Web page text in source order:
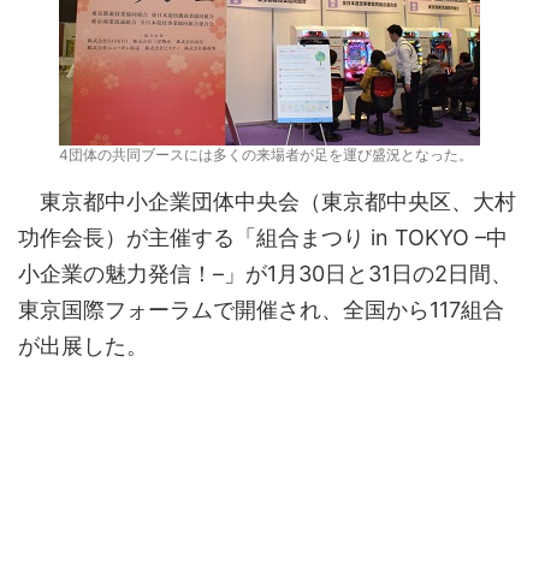
4団体の共同ブースには多くの来場者が足を運び盛況となった。
東京都中小企業団体中央会（東京都中央区、大村
功作会長）が主催する「組合まつり in TOKYO –中
小企業の魅力発信！–」が1月30日と31日の2日間、
東京国際フォーラムで開催され、全国から117組合
が出展した。